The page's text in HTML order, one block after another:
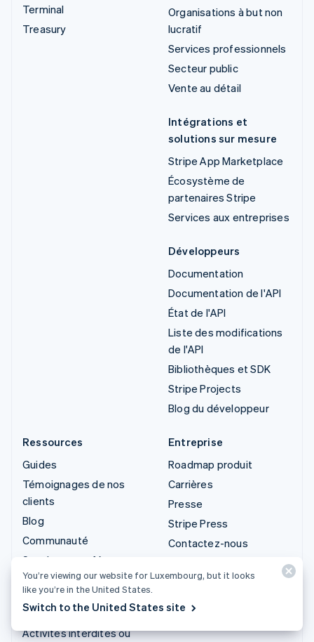
Terminal
Treasury
Organisations à but non
lucratif
Services professionnels
Secteur public
Vente au détail
Intégrations et
solutions sur mesure
Stripe App Marketplace
Écosystème de
partenaires Stripe
Services aux entreprises
Développeurs
Documentation
Documentation de l'API
État de l'API
Liste des modifications
de l'API
Bibliothèques et SDK
Stripe Projects
Blog du développeur
Ressources
Guides
Témoignages de nos
clients
Blog
Communauté
Sessions : conférence
annuelle
Confidentialité et
conditions générales
Activités interdites ou
Entreprise
Roadmap produit
Carrières
Presse
Stripe Press
Contactez-nous
You’re viewing our website for Luxembourg, but it looks
like you’re in the United States.
Switch to the United States site